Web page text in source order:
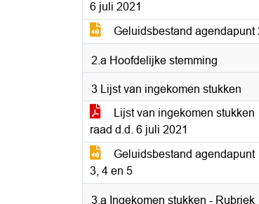
6 juli 2021
Geluidsbestand agendapunt
2.a Hoofdelijke stemming
3 Lijst van ingekomen stukken
Lijst van ingekomen stukken
raad d.d. 6 juli 2021
Geluidsbestand agendapunt
3, 4 en 5
3.a Ingekomen stukken - Rubriek